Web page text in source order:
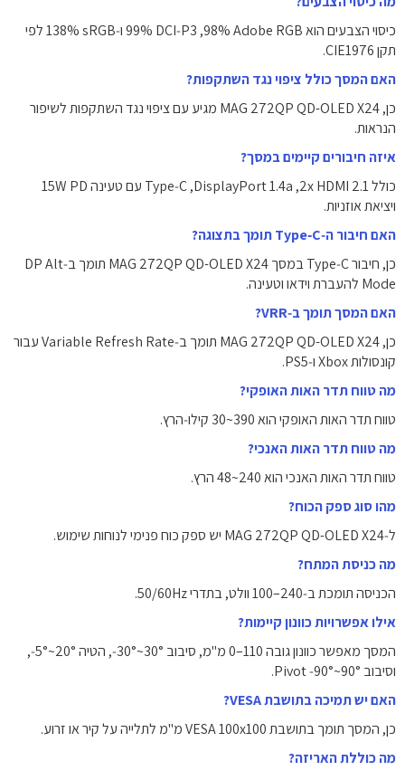
כיסוי הצבעים הוא ‎98%‎ Adobe RGB, ‏‎99%‎ DCI‑P3 ו‑‎138%‎ sRGB לפי
תקן CIE1976.
האם המסך כולל ציפוי נגד השתקפות?
כן, MAG 272QP QD-OLED X24 מגיע עם ציפוי נגד השתקפות לשיפור
הנראות.
איזה חיבורים קיימים במסך?
כולל ‎2x HDMI 2.1‎, ‏‎DisplayPort 1.4a‎, ‏‎Type‑C‎ עם טעינה ‎15W‎ PD
ויציאת אוזניות.
האם חיבור ה‑Type‑C תומך בתצוגה?
כן, חיבור Type‑C במסך MAG 272QP QD-OLED X24 תומך ב‑DP Alt
Mode להעברת וידאו וטעינה.
האם המסך תומך ב‑VRR?
כן, MAG 272QP QD-OLED X24 תומך ב‑Variable Refresh Rate עבור
קונסולות Xbox ו‑PS5.
מה טווח תדר האות האופקי?
טווח תדר האות האופקי הוא ‎30~390‎ קילו‑הרץ.
מה טווח תדר האות האנכי?
טווח תדר האות האנכי הוא ‎48~240‎ הרץ.
מהו סוג ספק הכוח?
ל‑MAG 272QP QD-OLED X24 יש ספק כוח פנימי לנוחות שימוש.
מה כניסת המתח?
הכניסה תומכת ב‑‎100–240‎ וולט, בתדרי ‎50/60Hz‎.
אילו אפשרויות כוונון קיימות?
המסך מאפשר כוונון גובה ‎0–110‎ מ"מ, סיבוב ‎‑30°~30°‎, הטיה ‎‑5°~20°‎,
וסיבוב Pivot ‎‑90°~90°‎.
האם יש תמיכה בתושבת VESA?
כן, המסך תומך בתושבת ‎VESA 100x100‎ מ"מ לתלייה על קיר או זרוע.
מה כוללת האריזה?